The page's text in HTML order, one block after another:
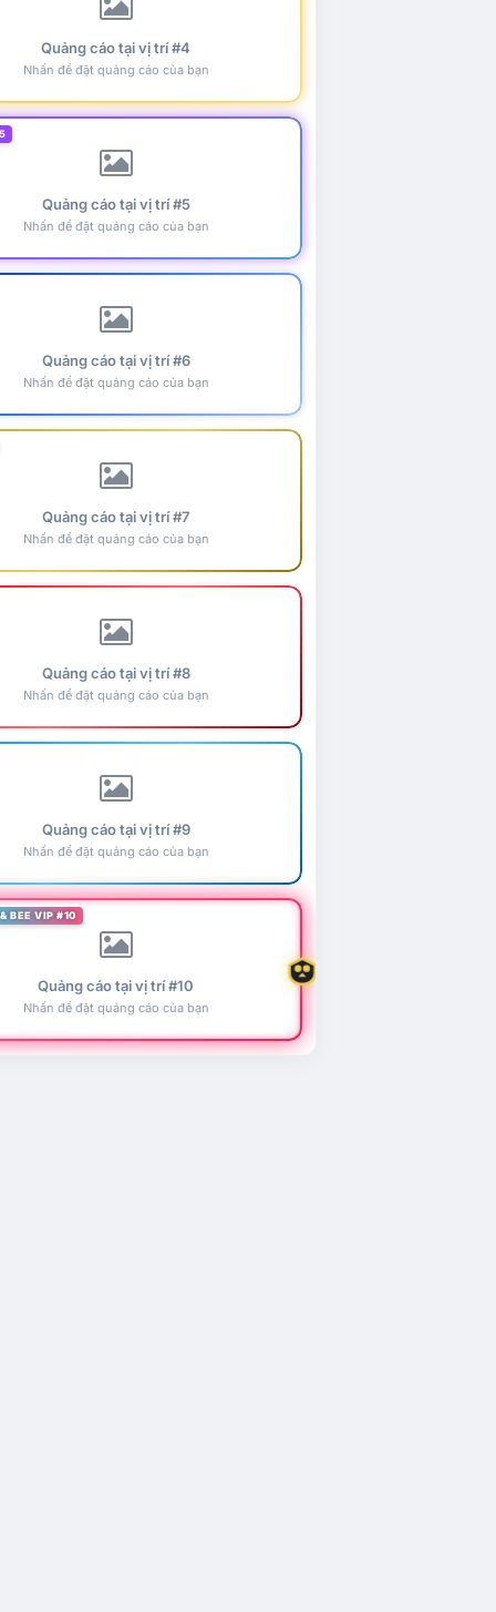
Quảng cáo tại vị trí #4
Nhấn để đặt quảng cáo của bạn
Quảng cáo tại vị trí #5
Nhấn để đặt quảng cáo của bạn
Quảng cáo tại vị trí #6
Nhấn để đặt quảng cáo của bạn
Quảng cáo tại vị trí #7
Nhấn để đặt quảng cáo của bạn
Quảng cáo tại vị trí #8
Nhấn để đặt quảng cáo của bạn
Quảng cáo tại vị trí #9
Nhấn để đặt quảng cáo của bạn
BEE VIP #10
Quảng cáo tại vị trí #10
Nhấn để đặt quảng cáo của bạn